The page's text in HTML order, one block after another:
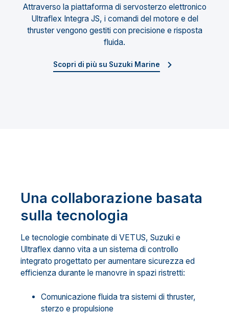
Attraverso la piattaforma di servosterzo elettronico
Ultraflex Integra JS, i comandi del motore e del
thruster vengono gestiti con precisione e risposta
fluida.
Scopri di più su Suzuki Marine
Una collaborazione basata
sulla tecnologia
Le tecnologie combinate di VETUS, Suzuki e
Ultraflex danno vita a un sistema di controllo
integrato progettato per aumentare sicurezza ed
efficienza durante le manovre in spazi ristretti:
Comunicazione fluida tra sistemi di thruster,
sterzo e propulsione